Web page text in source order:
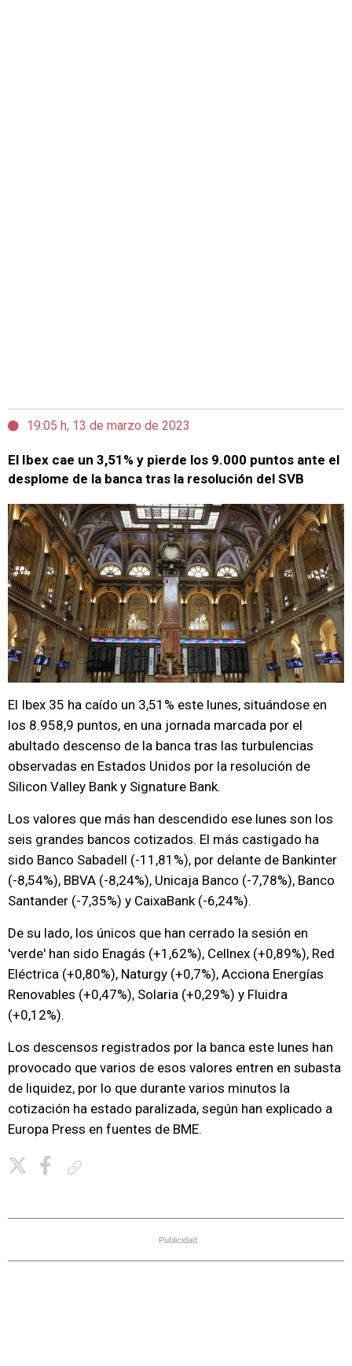
19:05 h, 13 de marzo de 2023
El Ibex cae un 3,51% y pierde los 9.000 puntos ante el
desplome de la banca tras la resolución del SVB
El Ibex 35 ha caído un 3,51% este lunes, situándose en
los 8.958,9 puntos, en una jornada marcada por el
abultado descenso de la banca tras las turbulencias
observadas en Estados Unidos por la resolución de
Silicon Valley Bank y Signature Bank.
Los valores que más han descendido ese lunes son los
seis grandes bancos cotizados. El más castigado ha
sido Banco Sabadell (-11,81%), por delante de Bankinter
(-8,54%), BBVA (-8,24%), Unicaja Banco (-7,78%), Banco
Santander (-7,35%) y CaixaBank (-6,24%).
De su lado, los únicos que han cerrado la sesión en
'verde' han sido Enagás (+1,62%), Cellnex (+0,89%), Red
Eléctrica (+0,80%), Naturgy (+0,7%), Acciona Energías
Renovables (+0,47%), Solaria (+0,29%) y Fluidra
(+0,12%).
Los descensos registrados por la banca este lunes han
provocado que varios de esos valores entren en subasta
de liquidez, por lo que durante varios minutos la
cotización ha estado paralizada, según han explicado a
Europa Press en fuentes de BME.
Publicidad